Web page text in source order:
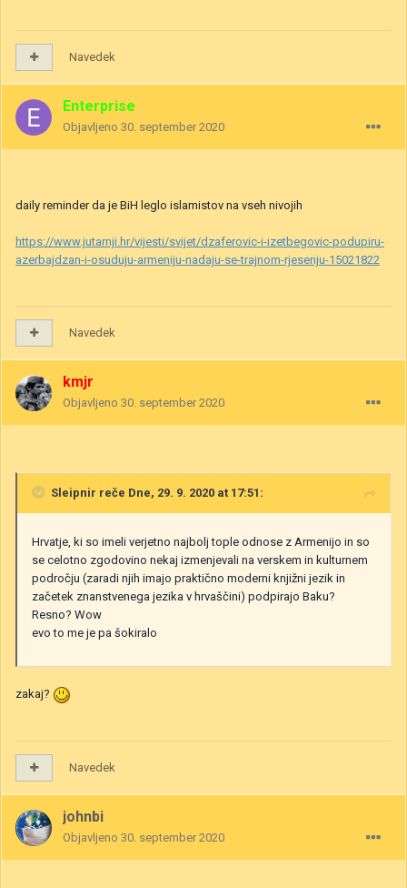
Navedek
Enterprise
Objavljeno 30. september 2020
daily reminder da je BiH leglo islamistov na vseh nivojih
https://www.jutarnji.hr/vijesti/svijet/dzaferovic-i-izetbegovic-podupiru-
azerbajdzan-i-osuduju-armeniju-nadaju-se-trajnom-rjesenju-15021822
Navedek
kmjr
Objavljeno 30. september 2020
Sleipnir reče Dne, 29. 9. 2020 at 17:51:
Hrvatje, ki so imeli verjetno najbolj tople odnose z Armenijo in so
se celotno zgodovino nekaj izmenjevali na verskem in kulturnem
področju (zaradi njih imajo praktično moderni knjižni jezik in
začetek znanstvenega jezika v hrvaščini) podpirajo Baku?
Resno? Wow
evo to me je pa šokiralo
zakaj?
Navedek
johnbi
Objavljeno 30. september 2020